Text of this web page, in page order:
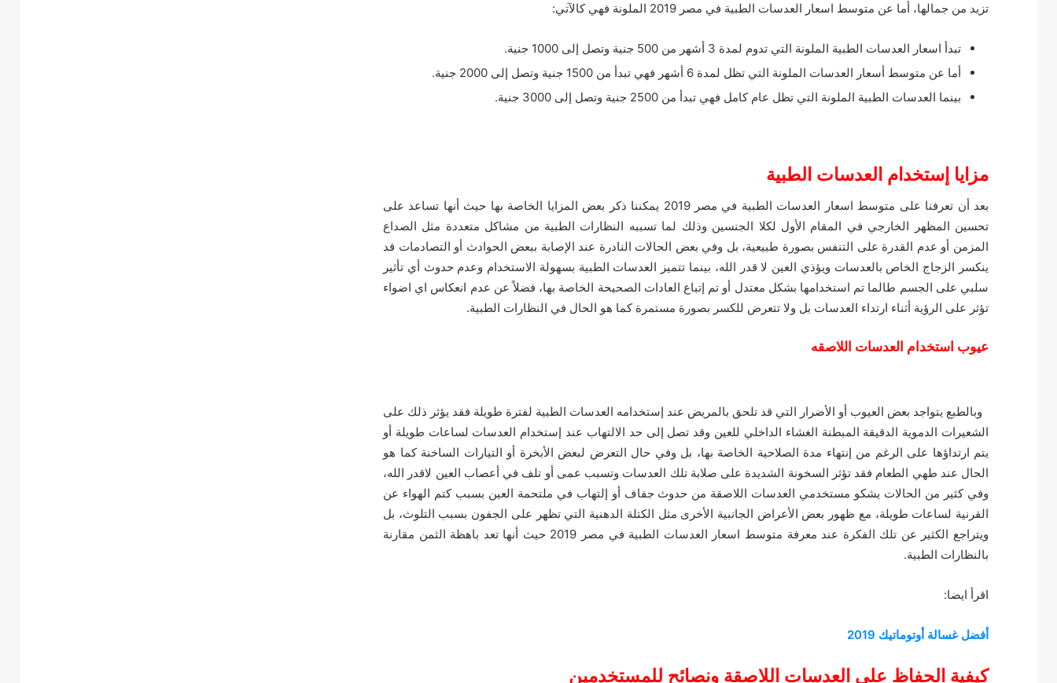
تزيد من جمالها، أما عن متوسط اسعار العدسات الطبية في مصر 2019 الملونة فهي كالآتي:
تبدأ اسعار العدسات الطبية الملونة التي تدوم لمدة 3 أشهر من 500 جنية وتصل إلى 1000 جنية.
أما عن متوسط أسعار العدسات الملونة التي تظل لمدة 6 أشهر فهي تبدأ من 1500 جنية وتصل إلى 2000 جنية.
بينما العدسات الطبية الملونة التي تظل عام كامل فهي تبدأ من 2500 جنية وتصل إلى 3000 جنية.
مزايا إستخدام العدسات الطبية
بعد أن تعرفنا على متوسط اسعار العدسات الطبية في مصر 2019 يمكننا ذكر بعض المزايا الخاصة بها حيث أنها تساعد على
تحسين المظهر الخارجي في المقام الأول لكلا الجنسين وذلك لما تسببه النظارات الطبية من مشاكل متعددة مثل الصداع
المزمن أو عدم القدرة على التنفس بصورة طبيعية، بل وفي بعض الحالات النادرة عند الإصابة ببعض الحوادث أو التصادمات قد
ينكسر الزجاج الخاص بالعدسات ويؤذي العين لا قدر الله، بينما تتميز العدسات الطبية بسهولة الاستخدام وعدم حدوث أي تأثير
سلبي على الجسم طالما تم استخدامها بشكل معتدل أو تم إتباع العادات الصحيحة الخاصة بها، فضلاً عن عدم انعكاس اي اضواء
تؤثر على الرؤية أثناء ارتداء العدسات بل ولا تتعرض للكسر بصورة مستمرة كما هو الحال في النظارات الطبية.
عيوب استخدام العدسات اللاصقه
وبالطبع يتواجد بعض العيوب أو الأضرار التي قد تلحق بالمريض عند إستخدامه العدسات الطبية لفترة طويلة فقد يؤثر ذلك على
الشعيرات الدموية الدقيقة المبطنة الغشاء الداخلي للعين وقد تصل إلى حد الالتهاب عند إستخدام العدسات لساعات طويلة أو
يتم ارتداؤها على الرغم من إنتهاء مدة الصلاحية الخاصة بها، بل وفي حال التعرض لبعض الأبخرة أو التيارات الساخنة كما هو
الحال عند طهي الطعام فقد تؤثر السخونة الشديدة على صلابة تلك العدسات وتسبب عمى أو تلف في أعصاب العين لاقدر الله،
وفي كثير من الحالات يشكو مستخدمي العدسات اللاصقة من حدوث جفاف أو إلتهاب في ملتحمة العين بسبب كتم الهواء عن
القرنية لساعات طويلة، مع ظهور بعض الأعراض الجانبية الأخرى مثل الكتلة الدهنية التي تظهر على الجفون بسبب التلوث، بل
ويتراجع الكثير عن تلك الفكرة عند معرفة متوسط اسعار العدسات الطبية في مصر 2019 حيث أنها تعد باهظة الثمن مقارنة
بالنظارات الطبية.
اقرأ ايضا:
أفضل غسالة أوتوماتيك 2019
كيفية الحفاظ على العدسات اللاصقة ونصائح للمستخدمين